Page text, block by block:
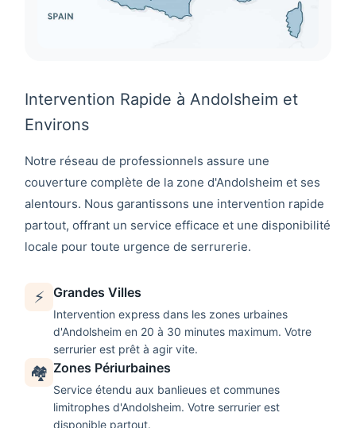
Intervention Rapide à Andolsheim et
Environs
Notre réseau de professionnels assure une
couverture complète de la zone d'Andolsheim et ses
alentours. Nous garantissons une intervention rapide
partout, offrant un service efficace et une disponibilité
locale pour toute urgence de serrurerie.
⚡ Grandes Villes
Intervention express dans les zones urbaines
d'Andolsheim en 20 à 30 minutes maximum. Votre
serrurier est prêt à agir vite.
🏘️ Zones Périurbaines
Service étendu aux banlieues et communes
limitrophes d'Andolsheim. Votre serrurier est
disponible partout.